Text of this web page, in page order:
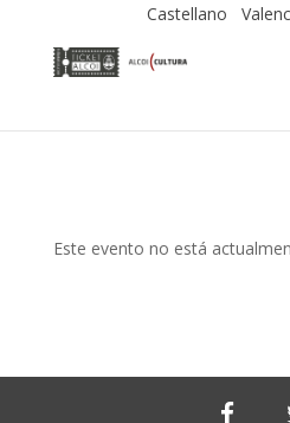
Castellano
Este evento no está